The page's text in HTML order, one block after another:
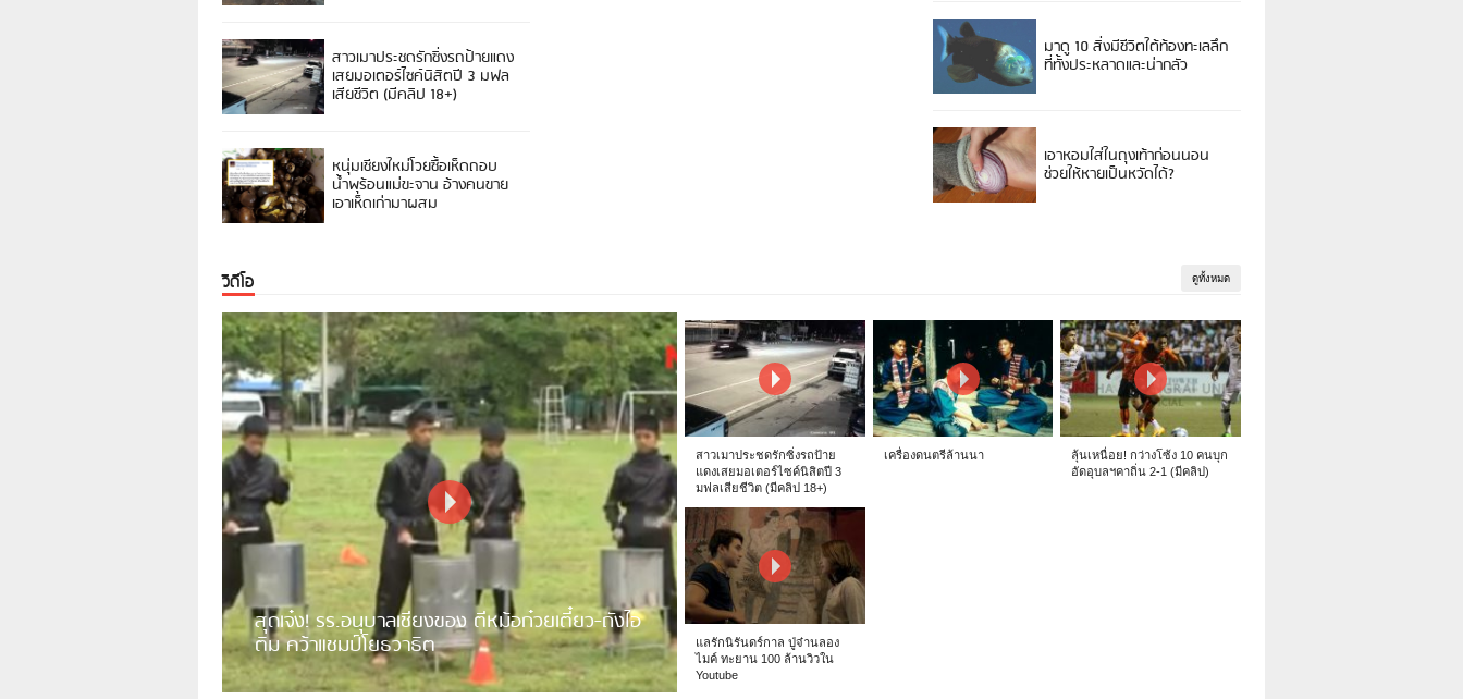
สาวเมาประชดรักซิ่งรถป้ายแดง
เสยมอเตอร์ไซค์นิสิตปี 3 มฟล
เสียชีวิต (มีคลิป 18+)
หนุ่มเชียงใหม่โวยซื้อเห็ดถอบ
น้ำพุร้อนแม่ขะจาน อ้างคนขาย
เอาเห็ดเก่ามาผสม
มาดู 10 สิ่งมีชีวิตใต้ท้องทะเลลึก
ที่ทั้งประหลาดและน่ากลัว
เอาหอมใส่ในถุงเท้าก่อนนอน
ช่วยให้หายเป็นหวัดได้?
วิดีโอ ดูทั้งหมด
สุดเจ๋ง! รร.อนุบาลเชียงของ ตีหม้อก๋วยเตี๋ยว-ถังไอ
ติม คว้าแชมป์โยธวาธิต
สาวเมาประชดรักซิ่งรถป้าย
แดงเสยมอเตอร์ไซค์นิสิตปี 3
มฟลเสียชีวิต (มีคลิป 18+)
เครื่องดนตรีล้านนา
ลุ้นเหนื่อย! กว่างโซ้ง 10 คนบุก
อัดอุบลฯคาถิ่น 2-1 (มีคลิป)
แลรักนิรันดร์กาล ปู่จ๋านลอง
ไมค์ ทะยาน 100 ล้านวิวใน
Youtube